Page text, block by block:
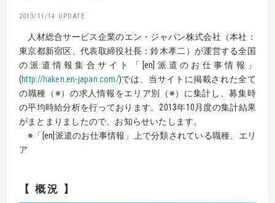
2013/11/14
人材総合サービス企業のエン・ジャパン株式会社（本社：
東京都新宿区、代表取締役社長：鈴木孝二）が運営する全国
の派遣情報集合サイト「[en]派遣のお仕事情報」
(http://haken.en-japan.com/)では、当サイトに掲載された全て
の職種（※）の求人情報をエリア別（※）に集計し、募集時
の平均時給分析を行っております。2013年10月度の集計結果
がまとまりましたので、お知らせいたします。
※「[en]派遣のお仕事情報」上で分類されている職種、エリ
ア
【 概況 】